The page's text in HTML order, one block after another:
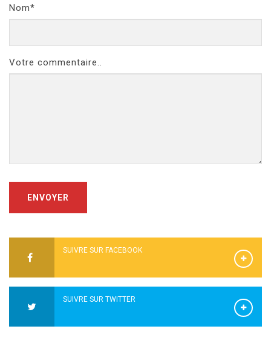
Nom*
Votre commentaire..
ENVOYER
SUIVRE SUR FACEBOOK
SUIVRE SUR TWITTER